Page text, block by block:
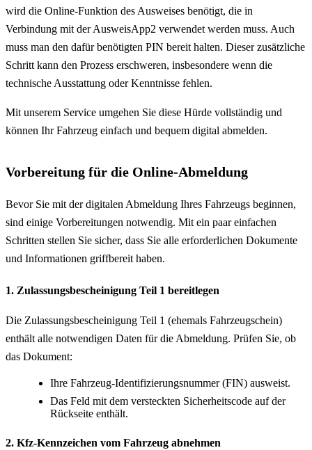
wird die Online-Funktion des Ausweises benötigt, die in
Verbindung mit der AusweisApp2 verwendet werden muss. Auch
muss man den dafür benötigten PIN bereit halten. Dieser zusätzliche
Schritt kann den Prozess erschweren, insbesondere wenn die
technische Ausstattung oder Kenntnisse fehlen.
Mit unserem Service umgehen Sie diese Hürde vollständig und
können Ihr Fahrzeug einfach und bequem digital abmelden.
Vorbereitung für die Online-Abmeldung
Bevor Sie mit der digitalen Abmeldung Ihres Fahrzeugs beginnen,
sind einige Vorbereitungen notwendig. Mit ein paar einfachen
Schritten stellen Sie sicher, dass Sie alle erforderlichen Dokumente
und Informationen griffbereit haben.
1. Zulassungsbescheinigung Teil 1 bereitlegen
Die Zulassungsbescheinigung Teil 1 (ehemals Fahrzeugschein)
enthält alle notwendigen Daten für die Abmeldung. Prüfen Sie, ob
das Dokument:
Ihre Fahrzeug-Identifizierungsnummer (FIN) ausweist.
Das Feld mit dem versteckten Sicherheitscode auf der
Rückseite enthält.
2. Kfz-Kennzeichen vom Fahrzeug abnehmen